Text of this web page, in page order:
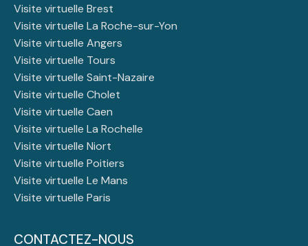
Visite virtuelle Brest
Visite virtuelle La Roche-sur-Yon
Visite virtuelle Angers
Visite virtuelle Tours
Visite virtuelle Saint-Nazaire
Visite virtuelle Cholet
Visite virtuelle Caen
Visite virtuelle La Rochelle
Visite virtuelle Niort
Visite virtuelle Poitiers
Visite virtuelle Le Mans
Visite virtuelle Paris
CONTACTEZ-NOUS